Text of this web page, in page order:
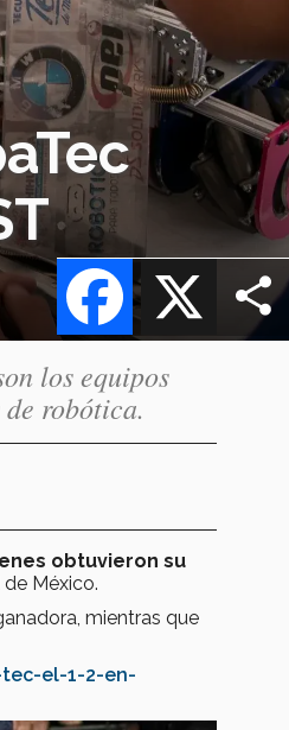
X
Facebook
los equipos
robótica.
obtuvieron su
de México.
mientras que
el-1-2-en-